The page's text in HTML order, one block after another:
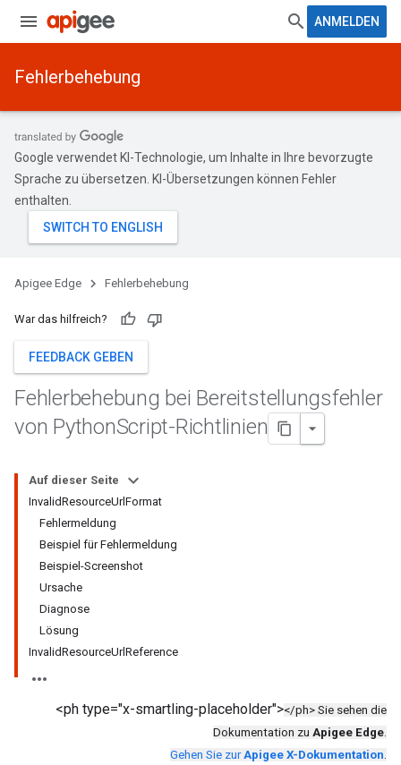
ANMELDEN
Fehlerbehebung
Google verwendet KI-Technologie, um Inhalte in Ihre bevorzugte
Sprache zu übersetzen. KI-Übersetzungen können Fehler
enthalten.
Apigee Edge Fehlerbehebung
War das hilfreich?
FEEDBACK GEBEN
Fehlerbehebung bei Bereitstellungsfehler
von PythonScript-Richtlinien
Auf dieser Seite
InvalidResourceUrlFormat
Fehlermeldung
Beispiel für Fehlermeldung
Beispiel-Screenshot
Ursache
Diagnose
Lösung
InvalidResourceUrlReference
<ph type="x-smartling-placeholder"></ph> Sie sehen die
Dokumentation zu Apigee Edge.
Gehen Sie zurApigee X-Dokumentation.